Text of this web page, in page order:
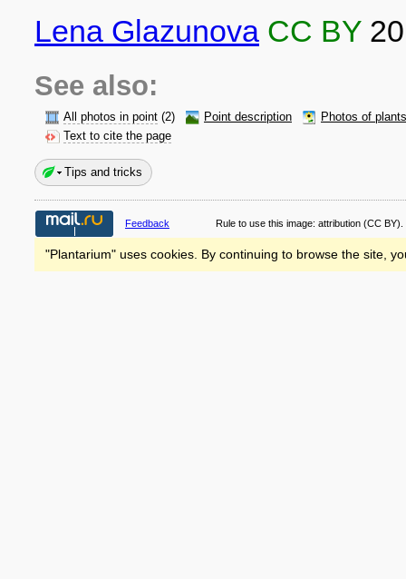
Lena Glazunova CC BY
See also:
All photos in point (2) Point description
Photos of
Text to cite the page
Tips and tricks
Feedback Rule to use this image: attribution (CC BY).
"Plantarium" uses cookies. By continuing to browse the site,